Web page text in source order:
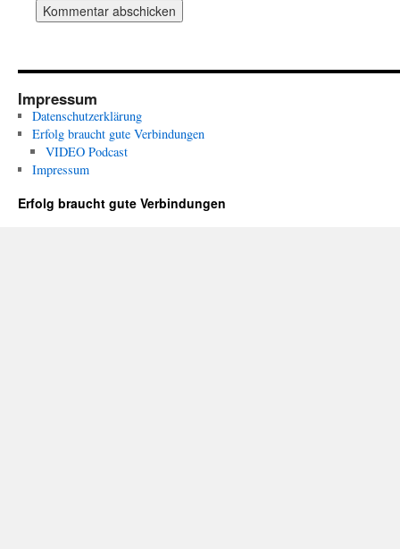
Impressum
Datenschutzerklärung
Erfolg braucht gute Verbindungen
VIDEO Podcast
Impressum
Erfolg braucht gute Verbindungen